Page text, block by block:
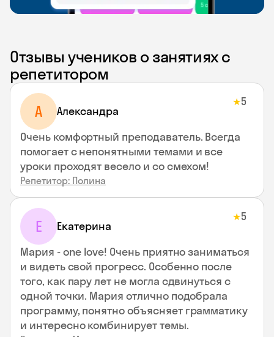
Отзывы учеников о занятиях с
репетитором
A Aлександра
★5
Очень комфортный преподаватель. Всегда
помогает с непонятными темами и все
уроки проходят весело и со смехом!
Репетитор: Полина
Е Екатерина
★5
Мария - one love! Очень приятно заниматься
и видеть свой прогресс. Особенно после
того, как пару лет не могла сдвинуться с
одной точки. Мария отлично подобрала
программу, понятно объясняет грамматику
и интересно комбинирует темы.